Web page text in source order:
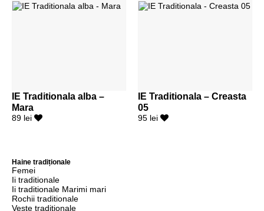
IE Traditionala alba –
Mara
89 lei
IE Traditionala – Creasta
05
95 lei
Haine tradiționale
Femei
Ii traditionale
Ii traditionale Marimi mari
Rochii traditionale
Veste traditionale